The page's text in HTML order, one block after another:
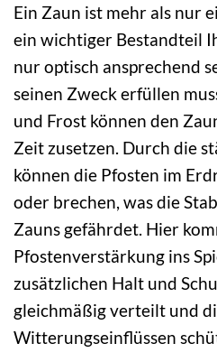
Ein Zaun ist mehr als nur
ein wichtiger Bestandteil
nur optisch ansprechend
seinen Zweck erfüllen
und Frost können den
Zeit zusetzen. Durch die
können die Pfosten im
oder brechen, was die
Zauns gefährdet. Hier
Pfostenverstärkung ins
zusätzlichen Halt und
gleichmäßig verteilt und
Witterungseinflüssen